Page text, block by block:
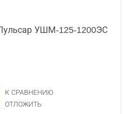
УШМ-125-1200ЭС
К СРАВНЕНИЮ
ОТЛОЖИТЬ